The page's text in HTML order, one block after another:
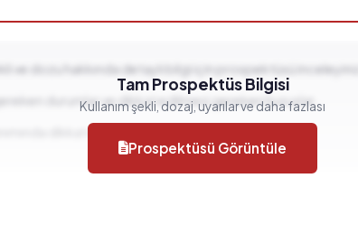
ve dozu hakkında detaylı bilgi için prospektüsü inceleyiniz.
gereken durumlar ve dikkat edilmesi gereken hususlar...
dikkat edilmesi gereken durumlar...
Tam Prospektüs Bilgisi
Kullanım şekli, dozaj, uyarılar ve daha fazlası
Prospektüsü Görüntüle